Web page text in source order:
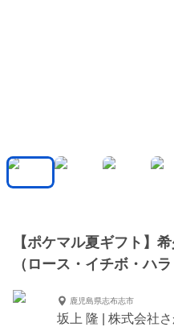
【ポケマル夏ギフト】
（ロース・イチボ・ハ
鹿児島県志布志市
坂上 隆 | 株式会社さ